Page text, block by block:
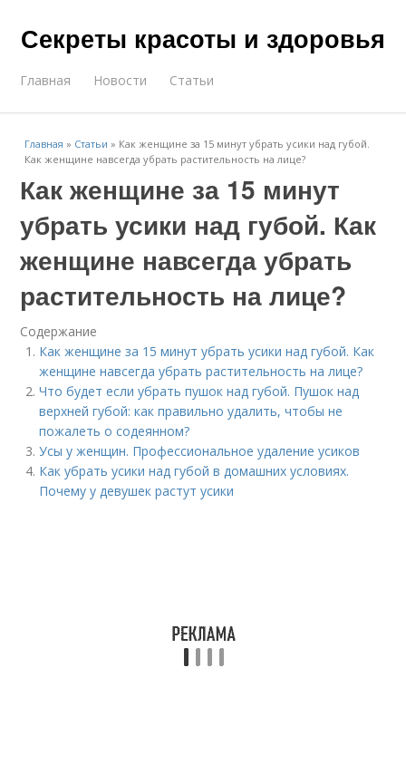
Секреты красоты и здоровья
Главная Новости Статьи
Главная » Статьи » Как женщине за 15 минут убрать усики над губой.
Как женщине навсегда убрать растительность на лице?
Как женщине за 15 минут
убрать усики над губой. Как
женщине навсегда убрать
растительность на лице?
Содержание
Как женщине за 15 минут убрать усики над губой. Как
женщине навсегда убрать растительность на лице?
Что будет если убрать пушок над губой. Пушок над
верхней губой: как правильно удалить, чтобы не
пожалеть о содеянном?
Усы у женщин. Профессиональное удаление усиков
Как убрать усики над губой в домашних условиях.
Почему у девушек растут усики